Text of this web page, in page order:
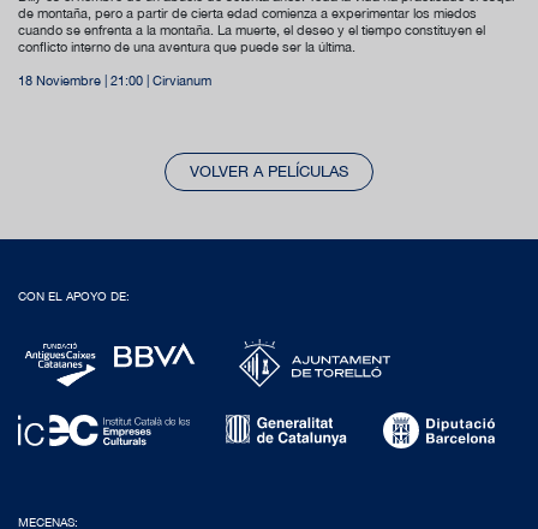
de montaña, pero a partir de cierta edad comienza a experimentar los miedos
cuando se enfrenta a la montaña. La muerte, el deseo y el tiempo constituyen el
conflicto interno de una aventura que puede ser la última.
18 Noviembre | 21:00 | Cirvianum
VOLVER A PELÍCULAS
CON EL APOYO DE:
MECENAS: